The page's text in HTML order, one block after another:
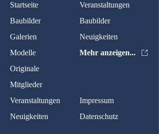
Startseite
Veranstaltungen
Baubilder
Baubilder
Galerien
Neuigkeiten
Modelle
Mehr anzeigen...
Originale
Mitglieder
Veranstaltungen
Impressum
Neuigkeiten
Datenschutz